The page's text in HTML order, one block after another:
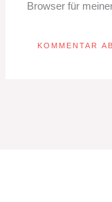
Browser für